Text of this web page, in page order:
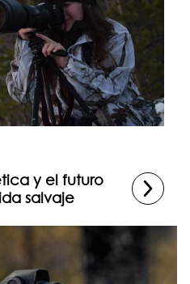
y el futuro
salvaje